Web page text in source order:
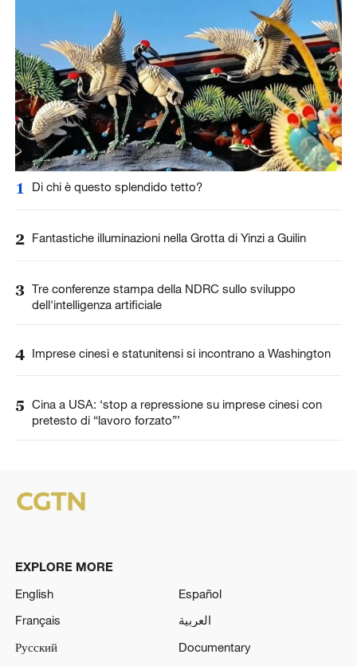
1 Di chi è questo splendido tetto?
2 Fantastiche illuminazioni nella Grotta di Yinzi a Guilin
3 Tre conferenze stampa della NDRC sullo sviluppo
dell'intelligenza artificiale
4 Imprese cinesi e statunitensi si incontrano a Washington
5 Cina a USA: ‘stop a repressione su imprese cinesi con
pretesto di “lavoro forzato”’
EXPLORE MORE
English
Español
Français
العربية
Русский
Documentary